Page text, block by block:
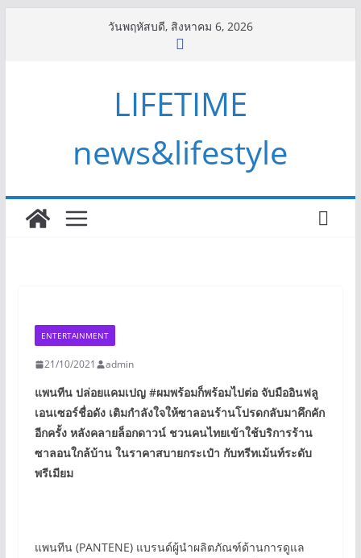
วันพฤหัสบดี, สิงหาคม 6, 2026
LIFETIME
news&lifestyle
ENTERTAINMENT
21/10/2021 admin
แพนทีน ปล่อยแคมเปญ #ผมพร้อมก็พร้อมไปต่อ จับมืออินฟลู
เอนเซอร์ชื่อดัง เติมกำลังใจให้ซาลอนร้านโปรดกลับมาคึกคัก
อีกครั้ง หลังคลายล็อกดาวน์ ชวนคนไทยเข้าใช้บริการร้าน
ซาลอนใกล้บ้าน ในราคาสบายกระเป๋า กับทรีทเม้นท์ระดับ
พรีเมียม
แพนทีน (PANTENE) แบรนด์ผู้นำผลิตภัณฑ์ด้านการดูแล